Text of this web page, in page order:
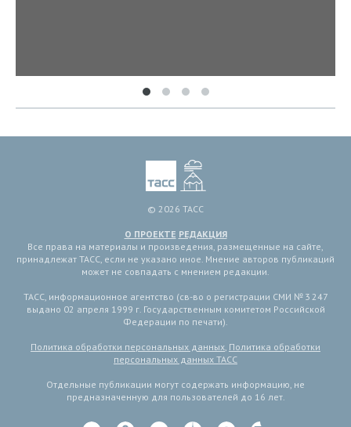
© 2026 ТАСС
О ПРОЕКТЕ РЕДАКЦИЯ
Все права на материалы и произведения, размещенные на сайте,
принадлежат ТАСС, если не указано иное. Мнение авторов публикаций
может не совпадать с мнением редакции.
ТАСС, информационное агентство (св-во о регистрации СМИ № 3 247
выдано 02 апреля 1999 г. Государственным комитетом Российской
Федерации по печати).
Политика обработки персональных данных, Политика обработки
персональных данных ТАСС
Отдельные публикации могут содержать информацию, не
предназначенную для пользователей до 16 лет.